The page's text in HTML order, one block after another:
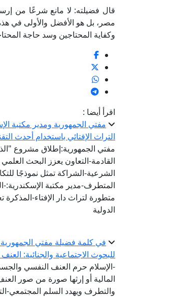
قال فضيلته: لا مانع شرعًا من
مصر، بل هو الأفضل والأولى في هذه
وكفاية المحتاجين وسد حاجة
اقرأ أيضا :
مفتي الجمهورية ومدير مكتبة
التراث الإفتائي باستخدام أحدث
مفتي الجمهورية:إطلاق مشروع
القادمة-التعاون يعزز البحث
الشرعية-الشراكة تمثل نموذجًا
المتطرف-مدير مكتبة الإسكندرية:-
متطورة لتراث دار الإفتاء-
الدولية
في كلمة فضيلة مفتي الجمهورية
للبحوث الاجتماعية والجنائية:
-الإسلام حرم العنف النفسي
المالية أو إرثها صورة من صور
والتطرف ويهدد السلم المجتمعي-